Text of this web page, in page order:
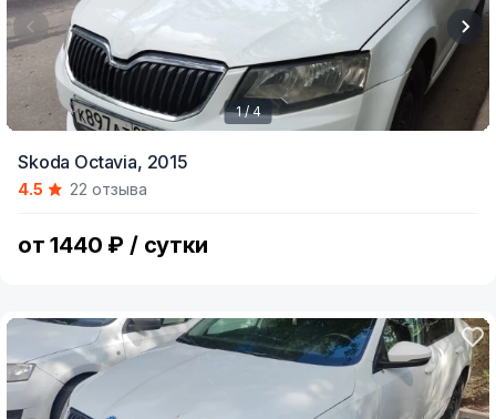
of
1 / 4
Skoda Octavia, 2015
4.5 22 отзыва
от 1440 ₽ / сутки